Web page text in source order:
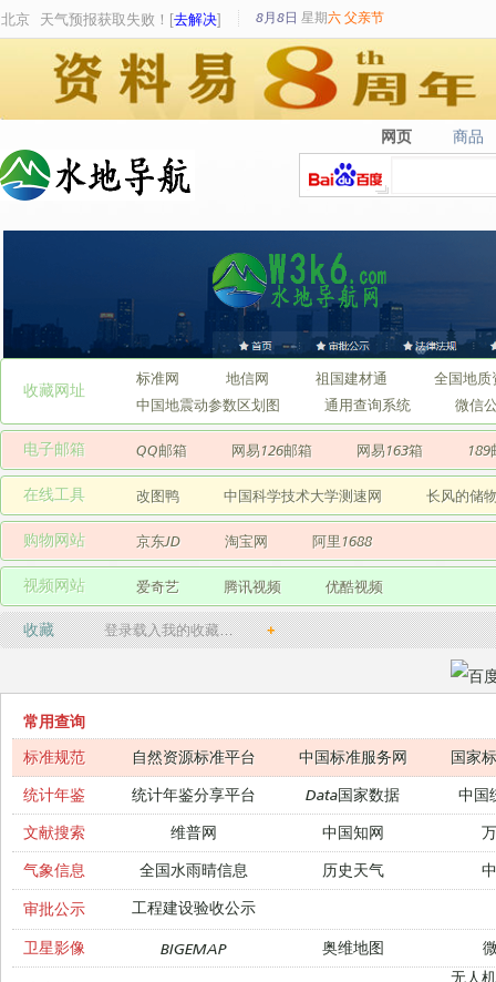
北京 天气预报获取失败！[去解决] 8月8日 星期六 父亲节
网页
网页 商品
商品
收藏网址
标准网 地信网 祖国建材通
全国地质
中国地震动参数区划图
通用查询系统 微信
电子邮箱 QQ邮箱 网易126邮箱 网易163箱 189
在线工具 改图鸭 中国科学技术大学测速网 长风的储
购物网站 京东JD 淘宝网 阿里1688
视频网站 爱奇艺 腾讯视频 优酷视频
收藏 登录载入我的收藏… +
常用查询
标准规范
自然资源标准平台 中国标准服务网
国家
统计年鉴
统计年鉴分享平台 Data国家数据
中国
文献搜索
维普网 中国知网
气象信息
全国水雨晴信息 历史天气
审批公示 工程建设验收公示
卫星影像 BIGEMAP 奥维地图
无人